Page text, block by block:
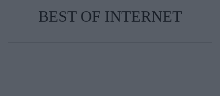
BEST OF INTERNET